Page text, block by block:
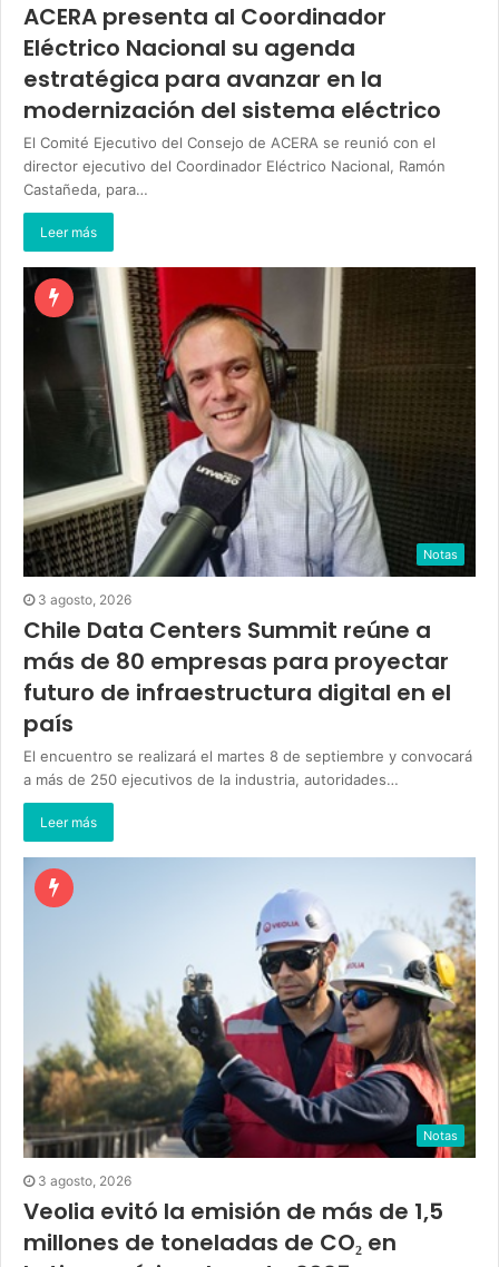
ACERA presenta al Coordinador
Eléctrico Nacional su agenda
estratégica para avanzar en la
modernización del sistema eléctrico
El Comité Ejecutivo del Consejo de ACERA se reunió con el
director ejecutivo del Coordinador Eléctrico Nacional, Ramón
Castañeda, para…
Leer más
Notas
3 agosto, 2026
Chile Data Centers Summit reúne a
más de 80 empresas para proyectar
futuro de infraestructura digital en el
país
El encuentro se realizará el martes 8 de septiembre y convocará
a más de 250 ejecutivos de la industria, autoridades…
Leer más
Notas
3 agosto, 2026
Veolia evitó la emisión de más de 1,5
millones de toneladas de CO₂ en